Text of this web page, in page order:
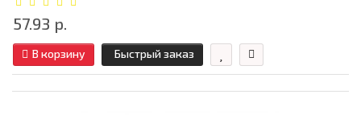
57.93 р.
В корзину Быстрый заказ